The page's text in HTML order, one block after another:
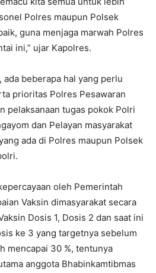
Polres maupun Polsek
guna menjaga marwah Polres
ini,” ujar Kapolres.
ada beberapa hal yang perlu
prioritas Polres Pesawaran
pelaksanaan tugas pokok Polri
dan Pelayan masyarakat
ada di Polres maupun Polsek
oleh Pemerintah
Vaksin dimasyarakat secara
Dosis 1, Dosis 2 dan saat ini
ke 3 yang targetnya sebelum
mencapai 30 %, tentunya
anggota Bhabinkamtibmas